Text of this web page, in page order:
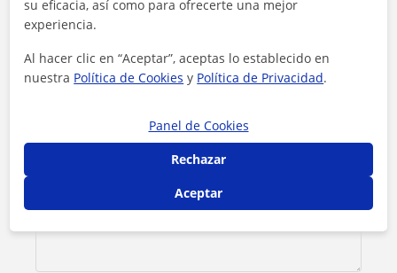
su eficacia, así como para ofrecerte una mejor
experiencia.
Al hacer clic en “Aceptar”, aceptas lo establecido en
nuestra Política de Cookies y Política de Privacidad.
Panel de Cookies
Rechazar
Aceptar